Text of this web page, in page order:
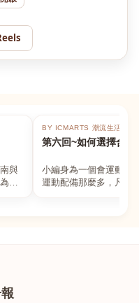
與
了
BY ICMARTS 潮流生活百貨
第六回~如何選擇合適
小編身為一個會運動的
運動配備那麼多，凡舉